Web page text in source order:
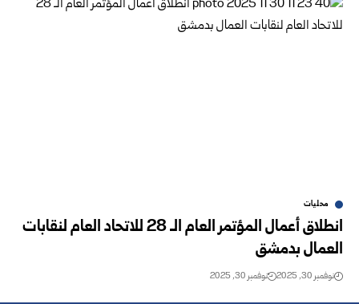
محليات
انطلاق أعمال المؤتمر العام الـ 28 للاتحاد العام لنقابات
العمال بدمشق
نوفمبر 30, 2025 نوفمبر 30, 2025